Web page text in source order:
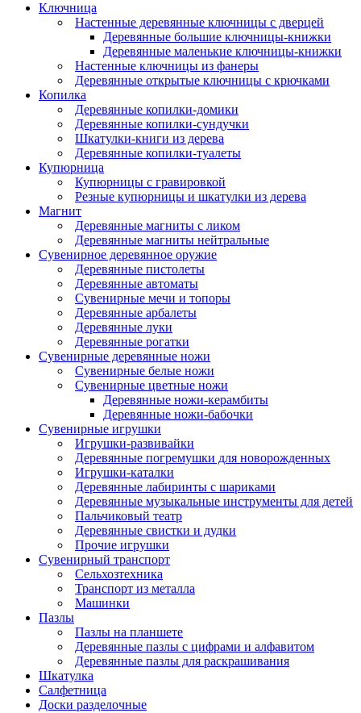
Ключница
Настенные деревянные ключницы с дверцей
Деревянные большие ключницы-книжки
Деревянные маленькие ключницы-книжки
Настенные ключницы из фанеры
Деревянные открытые ключницы с крючками
Копилка
Деревянные копилки-домики
Деревянные копилки-сундучки
Шкатулки-книги из дерева
Деревянные копилки-туалеты
Купюрница
Купюрницы с гравировкой
Резные купюрницы и шкатулки из дерева
Магнит
Деревянные магниты с ликом
Деревянные магниты нейтральные
Сувенирное деревянное оружие
Деревянные пистолеты
Деревянные автоматы
Сувенирные мечи и топоры
Деревянные арбалеты
Деревянные луки
Деревянные рогатки
Сувенирные деревянные ножи
Сувенирные белые ножи
Сувенирные цветные ножи
Деревянные ножи-керамбиты
Деревянные ножи-бабочки
Сувенирные игрушки
Игрушки-развивайки
Деревянные погремушки для новорожденных
Игрушки-каталки
Деревянные лабиринты с шариками
Деревянные музыкальные инструменты для детей
Пальчиковый театр
Деревянные свистки и дудки
Прочие игрушки
Сувенирный транспорт
Сельхозтехника
Транспорт из металла
Машинки
Пазлы
Пазлы на планшете
Деревянные пазлы с цифрами и алфавитом
Деревянные пазлы для раскрашивания
Шкатулка
Салфетница
Доски разделочные